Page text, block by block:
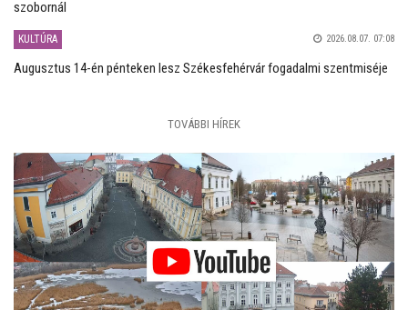
szobornál
KULTÚRA 2026.08.07. 07:08
Augusztus 14-én pénteken lesz Székesfehérvár fogadalmi szentmiséje
TOVÁBBI HÍREK